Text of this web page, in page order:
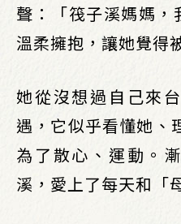
聲：「筏子溪媽媽，
溫柔擁抱，讓她覺得
她從沒想過自己來
遇，它似乎看懂她、
為了散心、運動。
溪，愛上了每天和「